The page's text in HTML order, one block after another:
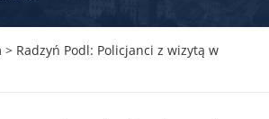
> Radzyń Podl: Policjanci z wizytą w